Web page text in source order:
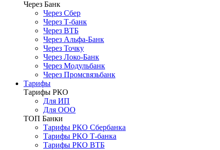
Через Банк
Через Сбер
Через Т-банк
Через ВТБ
Через Альфа-Банк
Через Точку
Через Локо-Банк
Через Модульбанк
Через Промсвязьбанк
Тарифы
Тарифы РКО
Для ИП
Для ООО
ТОП Банки
Тарифы РКО Сбербанка
Тарифы РКО Т-банка
Тарифы РКО ВТБ